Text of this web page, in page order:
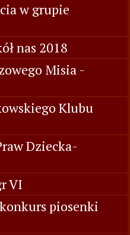
w grupie
nas 2018
Misia -
Klubu
Dziecka-
VI
piosenki